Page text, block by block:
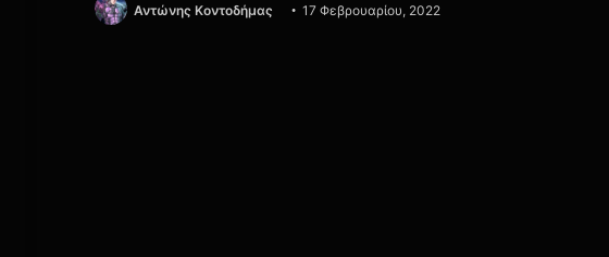
Αντώνης Κοντοδήμας 17 Φεβρουαρίου, 2022